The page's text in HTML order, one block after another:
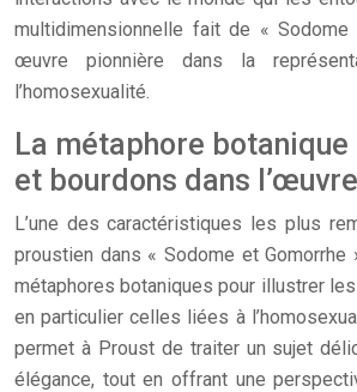
multidimensionnelle fait de « Sodome
œuvre pionnière dans la
l’homosexualité.
La métaphore
et bourdons dans l’œuvre
L’une des caractéristiques les plus
proustien dans « Sodome et Gomorrhe
métaphores botaniques pour illustrer
en particulier celles liées à
permet à Proust de traiter un sujet
élégance, tout en offrant une